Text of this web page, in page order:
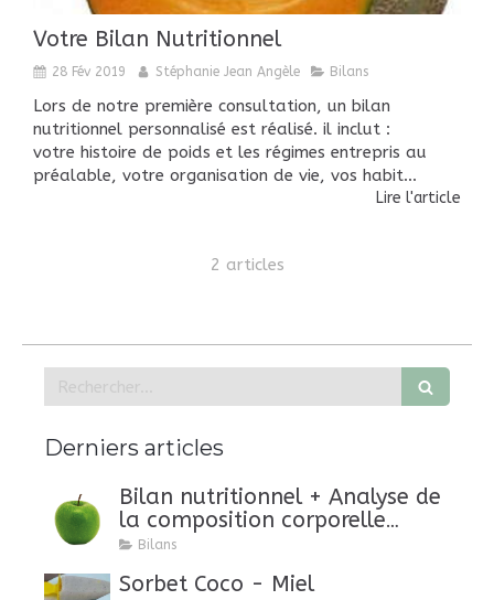
Votre Bilan Nutritionnel
28 Fév 2019 Stéphanie Jean Angèle Bilans
Lors de notre première consultation, un bilan
nutritionnel personnalisé est réalisé. il inclut :
votre histoire de poids et les régimes entrepris au
préalable, votre organisation de vie, vos habit...
Lire l'article
2 articles
Derniers articles
Bilan nutritionnel + Analyse de
la composition corporelle
(DEXA)
Bilans
Sorbet Coco - Miel